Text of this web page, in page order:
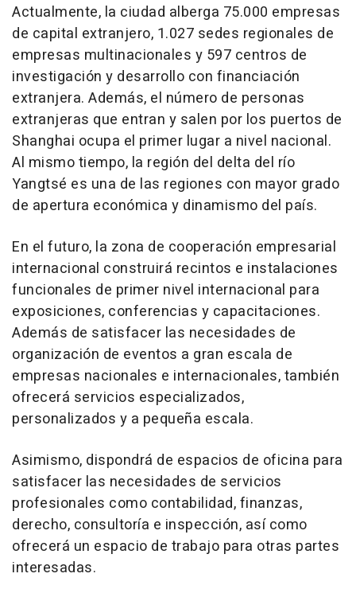
Actualmente, la ciudad alberga 75.000 empresas
de capital extranjero, 1.027 sedes regionales de
empresas multinacionales y 597 centros de
investigación y desarrollo con financiación
extranjera. Además, el número de personas
extranjeras que entran y salen por los puertos de
Shanghai ocupa el primer lugar a nivel nacional.
Al mismo tiempo, la región del delta del río
Yangtsé es una de las regiones con mayor grado
de apertura económica y dinamismo del país.
En el futuro, la zona de cooperación empresarial
internacional construirá recintos e instalaciones
funcionales de primer nivel internacional para
exposiciones, conferencias y capacitaciones.
Además de satisfacer las necesidades de
organización de eventos a gran escala de
empresas nacionales e internacionales, también
ofrecerá servicios especializados,
personalizados y a pequeña escala.
Asimismo, dispondrá de espacios de oficina para
satisfacer las necesidades de servicios
profesionales como contabilidad, finanzas,
derecho, consultoría e inspección, así como
ofrecerá un espacio de trabajo para otras partes
interesadas.